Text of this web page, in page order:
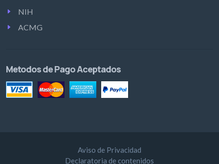
NIH
ACMG
Metodos de Pago Aceptados
Aviso de Privacidad
Declaratoria de contenidos